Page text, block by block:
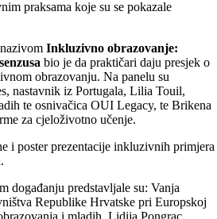
praksama koje su se pokazale
Inkluzivno obrazovanje:
bio je da praktičari daju presjek o
obrazovanju. Na panelu su
nastavnik iz Portugala, Lilia Touil,
te osnivačica OUI Legacy, te Brikena
za cjeloživotno učenje.
i poster prezentacije inkluzivnih primjera
događanju predstavljale su: Vanja
Republike Hrvatske pri Europskoj
i mladih, Lidija Pongrac,